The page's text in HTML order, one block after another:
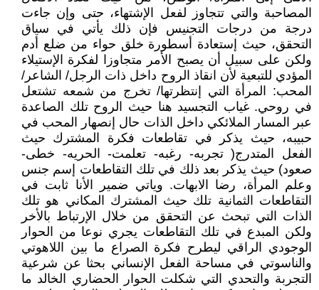
المصاحبة والتي تتجاوز لفعل الإشتهاء، حتى وإن جاءت
درجة من درجات التجنيس فإن ذلك يأتي في سياق
التحقق، حيث إستعادة أسطورة خلق حواء من ضلع أدم
ولكن على سبيل أن يصبح الأمر متجاوزا لفكرة الإستيلاء
المؤدي للتبعية لأن انقاذ الروح داخل ذات الرجل/ الشاعر/
المحب: المرأة التي إنتظرتها/ تخرج من شمعه تشتعل
في روحي. غياب التجسيد هنا حيث الروح تلك الصاعدة
عبر المسار الملائكي داخل الذات حال إنصهار المحب في
حبيبه، حيث يذكر في تقاطعات فكرة المشترك حيث
الفعل المتدرج( تجربه- رغبه- تعلمت- الحريه- خطى-
صعود) حيث يذكر بعد ذلك في تلك التقاطعات إسم جنس
وعلم المرأة، رضا الابهات. وياتي ضمير الأنا ثابت في
التقاطعات الثمانية تلك حيث المشترك المكاني هو تلك
الذات التي تبحث عن التحقق من خلال الإرتباط بالأخر
ولكن المبدع في تلك التقاطعات يجري نوعا من الحوار
الوجودي الراقي ليطرح فكرة الصراع ما بين اللاهوتي
والناسوتي في مساحة الفعل الإنساني بحثا عن شرعية
التجربة والتحدي التي شكلت الحوار الحضاري الخالد ما